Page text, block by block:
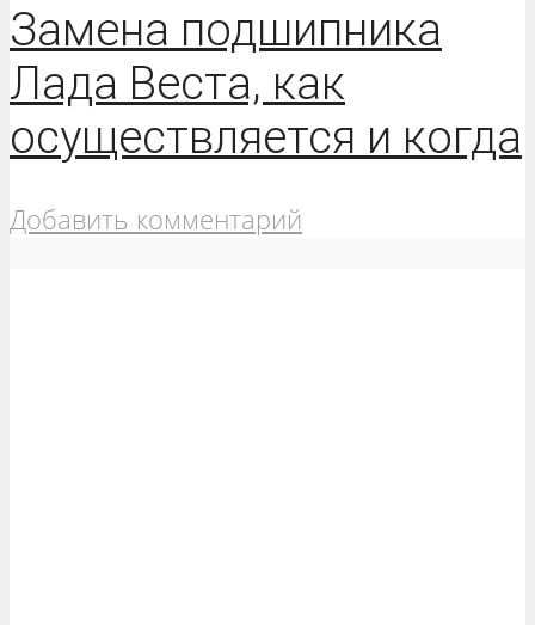
Замена подшипника
Лада Веста, как
осуществляется и когда
Добавить комментарий